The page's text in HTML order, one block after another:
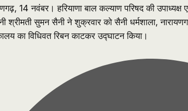
14 नवंबर। हरियाणा बाल कल्याण परिषद की
श्रीमती सुमन सैनी ने शुक्रवार को सैनी धर्मशाला,
का विधिवत रिबन काटकर उद्घाटन किया।